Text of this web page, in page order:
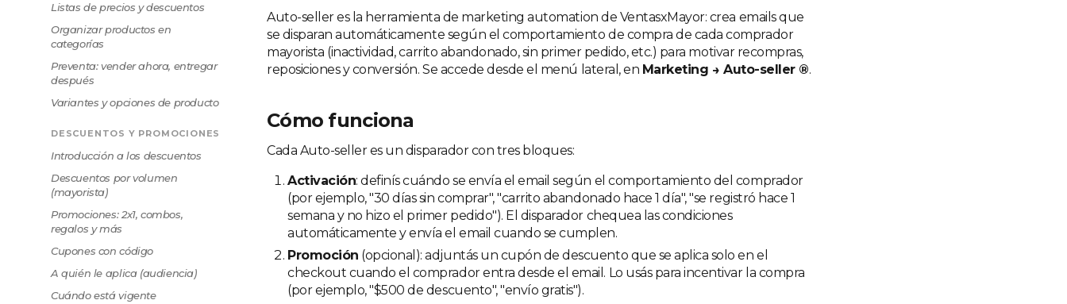
Listas de precios y descuentos
Organizar productos en
categorías
Preventa: vender ahora, entregar
después
Variantes y opciones de producto
DESCUENTOS Y PROMOCIONES
Introducción a los descuentos
Descuentos por volumen
(mayorista)
Promociones: 2x1, combos,
regalos y más
Cupones con código
A quién le aplica (audiencia)
Cuándo está vigente
Auto-seller es la herramienta de marketing automation de VentasxMayor: crea emails que
se disparan automáticamente según el comportamiento de compra de cada comprador
mayorista (inactividad, carrito abandonado, sin primer pedido, etc.) para motivar recompras,
reposiciones y conversión. Se accede desde el menú lateral, en Marketing → Auto-seller ®.
Cómo funciona
Cada Auto-seller es un disparador con tres bloques:
Activación: definís cuándo se envía el email según el comportamiento del comprador
(por ejemplo, "30 días sin comprar", "carrito abandonado hace 1 día", "se registró hace 1
semana y no hizo el primer pedido"). El disparador chequea las condiciones
automáticamente y envía el email cuando se cumplen.
Promoción (opcional): adjuntás un cupón de descuento que se aplica solo en el
checkout cuando el comprador entra desde el email. Lo usás para incentivar la compra
(por ejemplo, "$500 de descuento", "envío gratis").